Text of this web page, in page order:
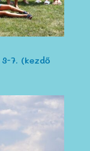
7. (kezdő